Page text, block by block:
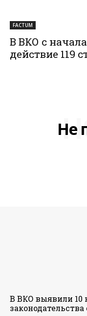
FACTUM
В ВКО с
действие 119
Не
В ВКО выявили 10
законодательства